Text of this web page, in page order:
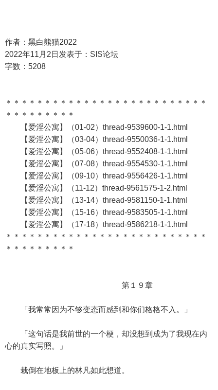
作者：黑白熊猫2022
2022年11月2日发表于：SIS论坛
字数：5208
＊＊＊＊＊＊＊＊＊＊＊＊＊＊＊＊＊＊＊＊＊＊＊＊＊＊
＊＊＊＊＊＊＊＊＊
【爱淫公寓】（01-02）thread-9539600-1-1.html
【爱淫公寓】（03-04）thread-9550036-1-1.html
【爱淫公寓】（05-06）thread-9552408-1-1.html
【爱淫公寓】（07-08）thread-9554530-1-1.html
【爱淫公寓】（09-10）thread-9556426-1-1.html
【爱淫公寓】（11-12）thread-9561575-1-2.html
【爱淫公寓】（13-14）thread-9581150-1-1.html
【爱淫公寓】（15-16）thread-9583505-1-1.html
【爱淫公寓】（17-18）thread-9586218-1-1.html
＊＊＊＊＊＊＊＊＊＊＊＊＊＊＊＊＊＊＊＊＊＊＊＊＊＊
＊＊＊＊＊＊＊＊＊
第１９章
「我常常因为不够变态而感到和你们格格不入。」
「这句话是我前世的一个梗，却没想到成为了我现在内
心的真实写照。」
栽倒在地板上的林凡如此想道。